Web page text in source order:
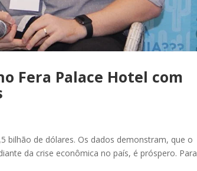
Fera Palace Hotel com
bilhão de dólares. Os dados demonstram, que o
da crise econômica no país, é próspero. Para